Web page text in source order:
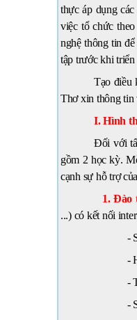
thực áp dụng
việc tổ chức
nghệ thông tin
tập trước khi
Tạo điều
Thơ xin thông tin
I. Hình
Đối với
gồm 2 học kỳ.
cạnh sự hỗ trợ
1. Đào
...) có kết nối
-
-
-
-